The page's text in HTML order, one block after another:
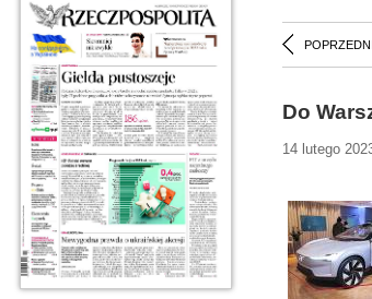
Do
14 lutego